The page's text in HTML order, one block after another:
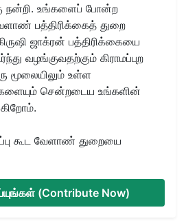
நன்றி. உங்களைப் போன்ற
பத்திரிக்கைத் துறை
ஜாக்ரன் பத்திரிக்கையை
வழங்குவதற்கும் கிராமப்புற
மூலையிலும் உள்ள
சென்றடைய உங்களின்
கூட வேளாண் துறையை
(Contribute Now)